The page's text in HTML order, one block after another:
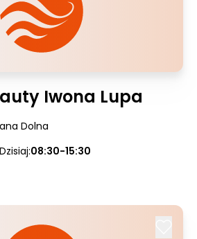
Iwona Lupa
Dolna
Dzisiaj:08:30-15:30